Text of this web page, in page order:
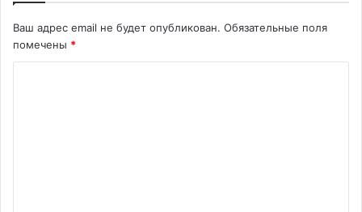
Ваш адрес email не будет опубликован. Обязательные поля
помечены *